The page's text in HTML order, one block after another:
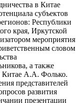
в Китае
субъектов
Республики
края, Иркутской
мероприятия
словом
а также
Китае А.А. Фолько.
представителей
развития
презентации